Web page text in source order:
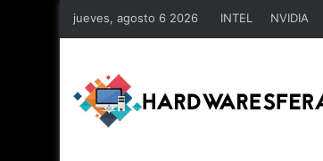
jueves, agosto 6 2026 INTEL NVIDIA